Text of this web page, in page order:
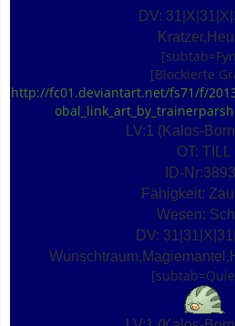
DV:
[Blockierte
http://fc01.deviantart.net/fs71/f/
LV:1 (Kalos-
OT: TILL
ID-
Fähigkeit:
Wesen:
DV: